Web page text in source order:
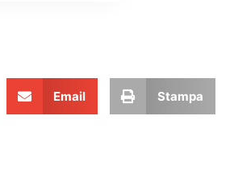
Email Stampa